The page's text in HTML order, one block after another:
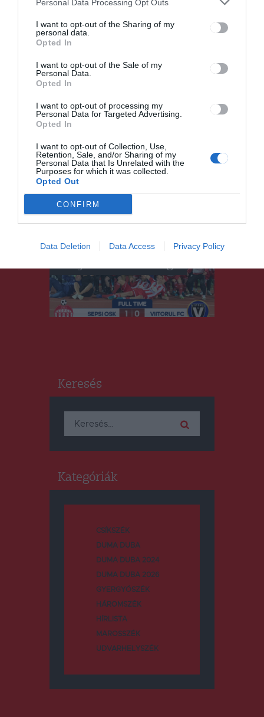
Personal Data Processing Opt Outs
I want to opt-out of the Sharing of my
personal data.
Opted In
I want to opt-out of the Sale of my
Personal Data.
Opted In
I want to opt-out of processing my
Personal Data for Targeted Advertising.
Opted In
I want to opt-out of Collection, Use,
Retention, Sale, and/or Sharing of my
Personal Data that Is Unrelated with the
Purposes for which it was collected.
Opted Out
CONFIRM
Data Deletion Data Access Privacy Policy
Ez is érdekelheti
HÍRLISTA
Iskolai forgatókönyvek a
HÍRLISTA
Keresés
Keresés:
Kategóriák
CSÍKSZÉK
DUMA DUBA
DUMA DUBA 2024
DUMA DUBA 2026
GYERGYÓSZÉK
HÁROMSZÉK
HÍRLISTA
MAROSSZÉK
UDVARHELYSZÉK